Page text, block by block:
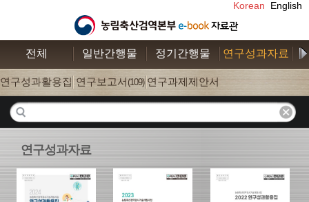
Korean English
전체 일반간행물 정기간행물 연구성과자료
연구성과활용집 (26)
연구보고서 (109) 연구과제제안서
연구성과자료